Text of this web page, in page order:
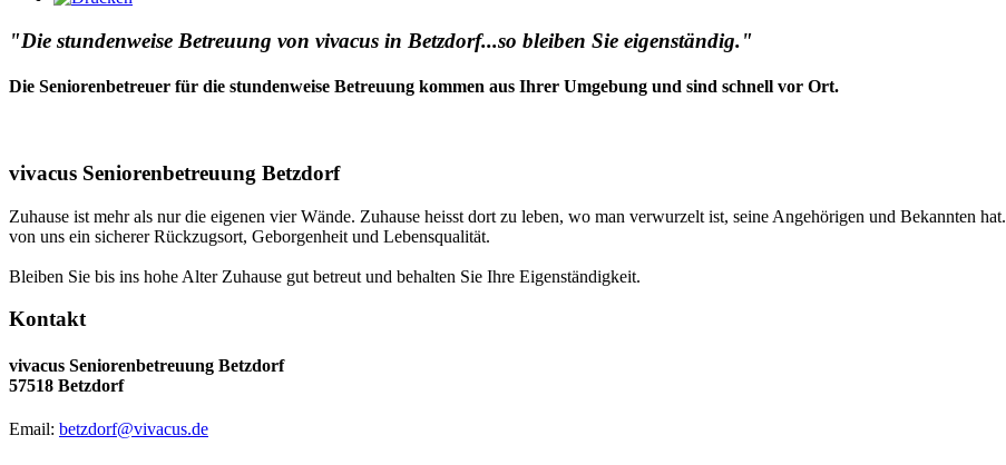
"Die stundenweise Betreuung von vivacus in Betzdorf...so bleiben Sie eigenständig."
Die Seniorenbetreuer für die stundenweise Betreuung kommen aus Ihrer Umgebung und sind schnell vor Ort.
vivacus Seniorenbetreuung Betzdorf
Zuhause ist mehr als nur die eigenen vier Wände. Zuhause heisst dort zu leben, wo man verwurzelt ist, seine Angehörigen und Bekannten hat.
von uns ein sicherer Rückzugsort, Geborgenheit und Lebensqualität.
Bleiben Sie bis ins hohe Alter Zuhause gut betreut und behalten Sie Ihre Eigenständigkeit.
Kontakt
vivacus Seniorenbetreuung Betzdorf
57518 Betzdorf
Email: betzdorf@vivacus.de